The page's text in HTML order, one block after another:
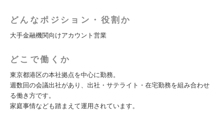
どんなポジション・役割か
大手金融機関向けアカウント営業
どこで働くか
東京都港区の本社拠点を中心に勤務。
週数回の会議出社があり、出社・サテライト・在宅勤務を組み合わせ
る働き方です。
家庭事情なども踏まえて運用されています。